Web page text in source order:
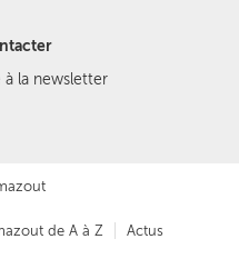
à la newsletter
de A à Z Actus